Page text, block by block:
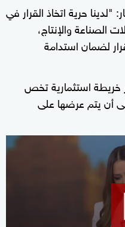
"لدينا حرية اتخاذ القرار في
والإنتاج،
لضمان استدامة
استثمارية تخص
أن يتم عرضها على